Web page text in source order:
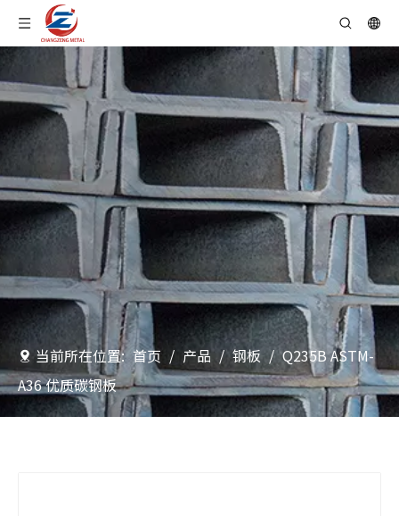
当前所在位置: 首页 / 产品 / 钢板 / Q235B ASTM-
A36 优质碳钢板